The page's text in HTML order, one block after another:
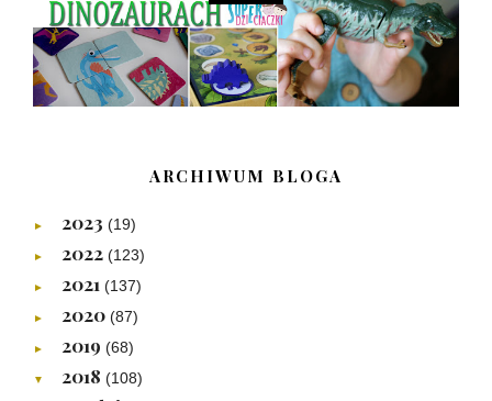
ARCHIWUM BLOGA
► 2023 (19)
► 2022 (123)
► 2021 (137)
► 2020 (87)
► 2019 (68)
▼ 2018 (108)